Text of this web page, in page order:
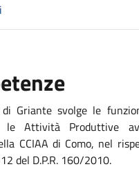
Griante svolge le
le Attività Produttive
CCIAA di Como, nel
del D.P.R. 160/2010.